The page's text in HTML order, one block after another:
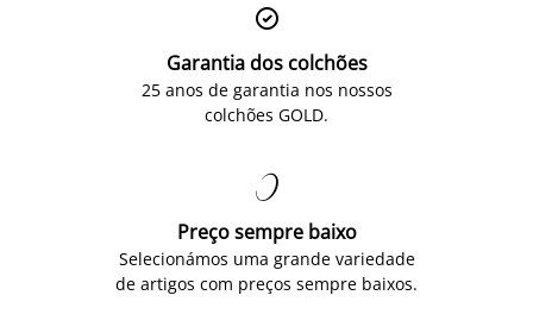

Garantia dos colchões
25 anos de garantia nos nossos
colchões GOLD.

Preço sempre baixo
Selecionámos uma grande variedade
de artigos com preços sempre baixos.